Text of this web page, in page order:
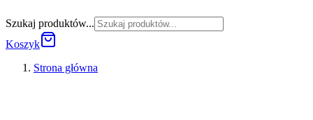
Szukaj produktów...
Koszyk
Strona główna